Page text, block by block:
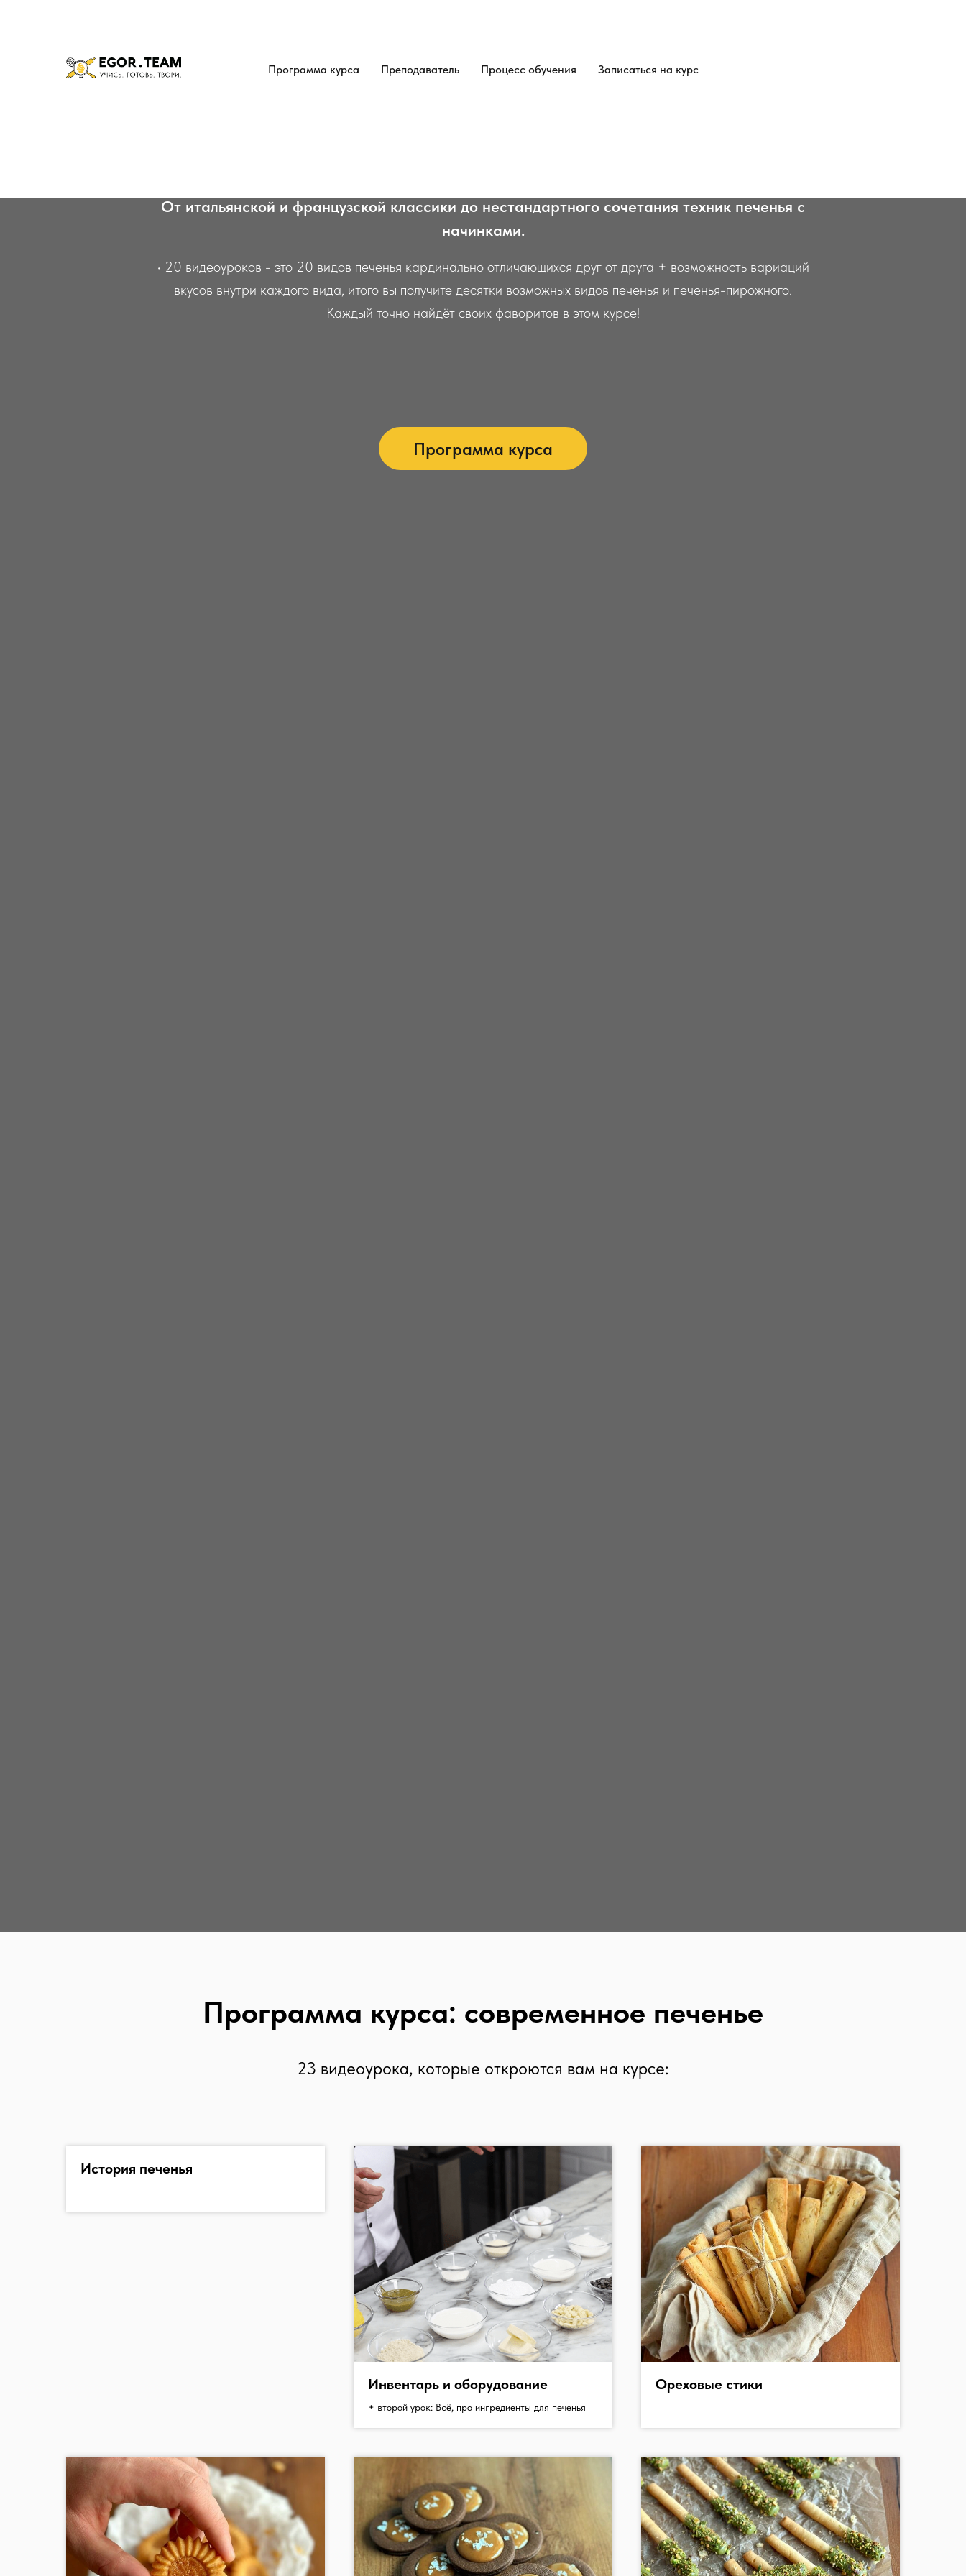
Программа курса Преподаватель Процесс обучения Записаться на курс
От итальянской и французской классики до нестандартного сочетания техник печенья с
начинками.
Программа курса
• 20 видеоуроков - это 20 видов печенья кардинально отличающихся друг от друга + возможность вариаций
вкусов внутри каждого вида, итого вы получите десятки возможных видов печенья и печенья-пирожного.
Каждый точно найдёт своих фаворитов в этом курсе!
Программа курса: современное печенье
23 видеоурока, которые откроются вам на курсе:
История печенья
Инвентарь и оборудование
+ второй урок: Всё, про ингредиенты для печенья
Ореховые стики